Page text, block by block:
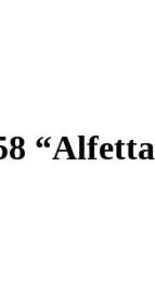
“Alfetta